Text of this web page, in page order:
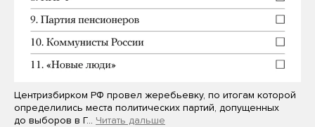
Центризбирком РФ провел жеребьевку, по итогам которой
определились места политических партий, допущенных
до выборов в Г… Читать дальше